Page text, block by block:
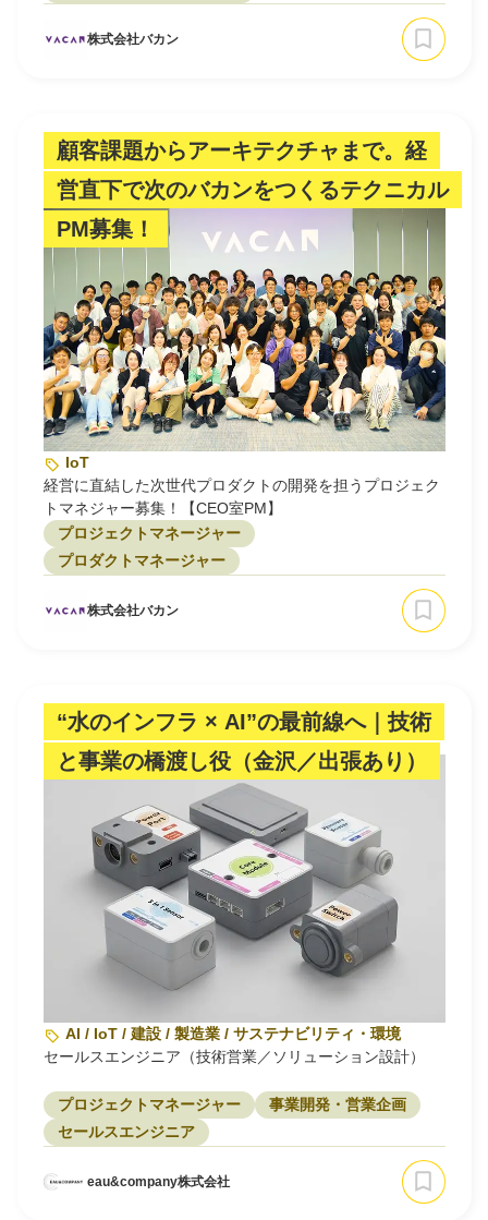
株式会社バカン
顧客課題からアーキテクチャまで。経
営直下で次のバカンをつくるテクニカル
PM募集！
IoT
経営に直結した次世代プロダクトの開発を担うプロジェク
トマネジャー募集！【CEO室PM】
プロジェクトマネージャー
プロダクトマネージャー
株式会社バカン
“水のインフラ × AI”の最前線へ｜技術
と事業の橋渡し役（金沢／出張あり）
AI / IoT / 建設 / 製造業 / サステナビリティ・環境
セールスエンジニア（技術営業／ソリューション設計）
プロジェクトマネージャー
事業開発・営業企画
セールスエンジニア
eau&company株式会社